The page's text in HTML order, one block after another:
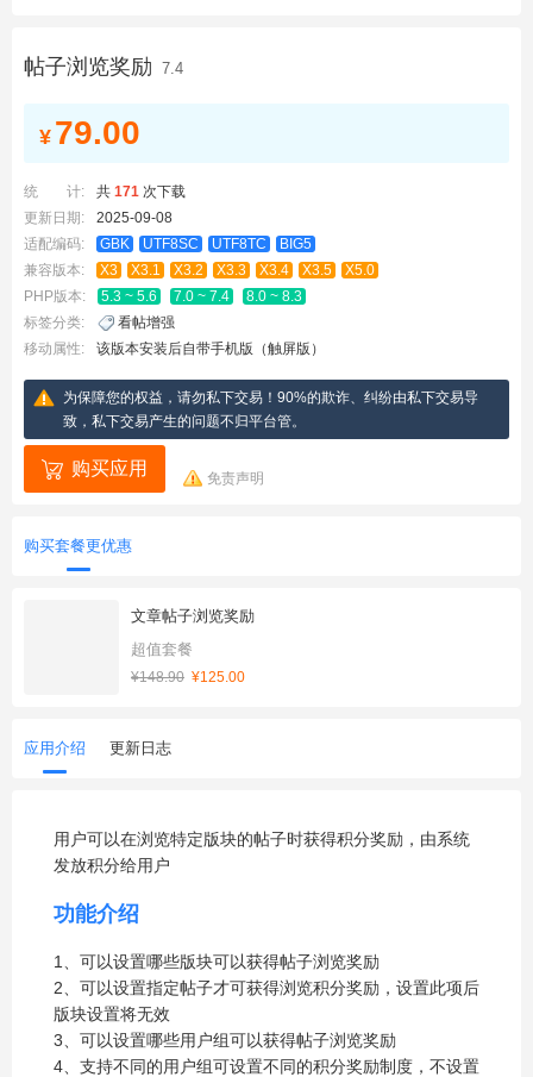
帖子浏览奖励 7.4
¥ 79.00
统 计: 共 171 次下载
更新日期:
2025-09-08
适配编码:
GBK UTF8SC UTF8TC
BIG5
兼容版本:
X3 X3.1 X3.2 X3.3 X3.4 X3.5
X5.0
PHP版本:
5.3 ~ 5.6 7.0 ~ 7.4
8.0 ~ 8.3
标签分类:
看帖增强
移动属性:
该版本安装后自带手机版（触屏版）
为保障您的权益，请勿私下交易！90%的欺诈、纠纷由私下交易导
致，私下交易产生的问题不归平台管。
购买应用 免责声明
购买套餐更优惠
文章帖子浏览奖励
超值套餐
¥148.90 ¥125.00
应用介绍 更新日志
用户可以在浏览特定版块的帖子时获得积分奖励，由系统
发放积分给用户
功能介绍
1、可以设置哪些版块可以获得帖子浏览奖励
2、可以设置指定帖子才可获得浏览积分奖励，设置此项后
版块设置将无效
3、可以设置哪些用户组可以获得帖子浏览奖励
4、支持不同的用户组可设置不同的积分奖励制度，不设置